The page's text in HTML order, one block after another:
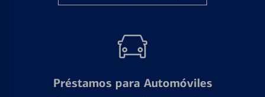
Préstamos para Automóviles